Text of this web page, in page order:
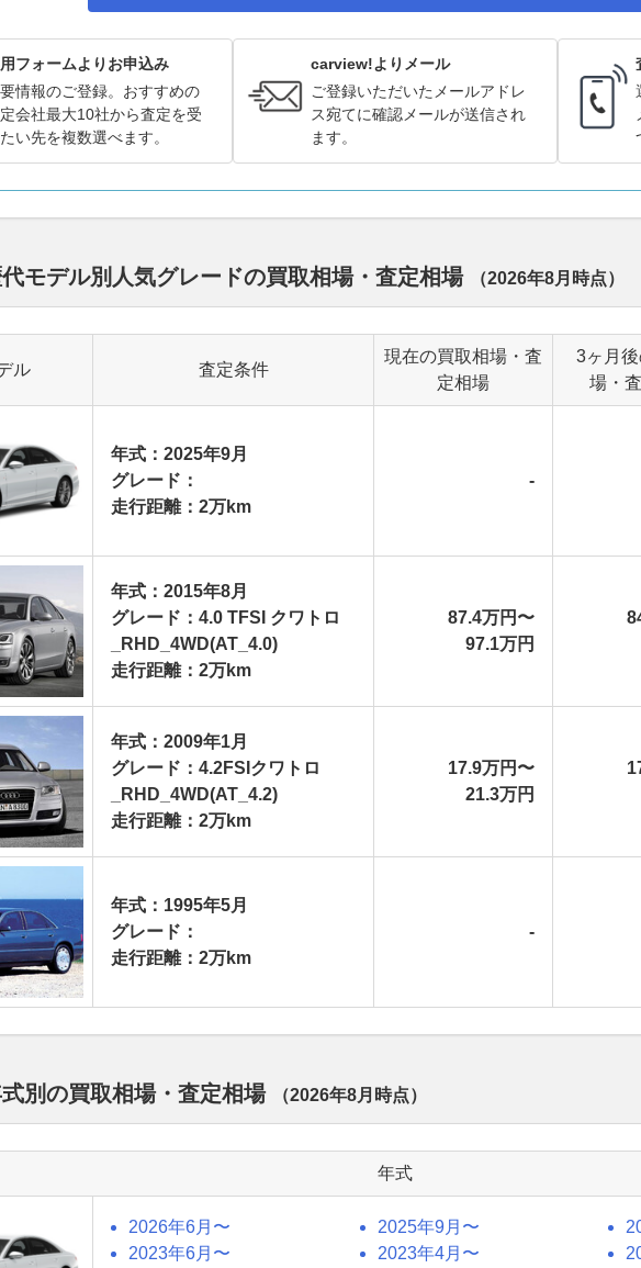
フォームよりお申込み
情報のご登録。おすすめの
会社最大10社から査定を受
い先を複数選べます。
carview!よりメール
ご登録いただいたメールアドレ
ス宛てに確認メールが送信され
ます。
モデル別人気グレードの買取相場・査定相場 （2026年8月 時点）
ル 査定条件
現在の買取相場・査
定相場
3ヶ月
場・
年式：2025年9月
グレード：
走行距離：2万km
-
年式：2015年8月
グレード：4.0 TFSI クワトロ
_RHD_4WD(AT_4.0)
走行距離：2万km
87.4万円〜
97.1万円
年式：2009年1月
グレード：4.2FSIクワトロ
_RHD_4WD(AT_4.2)
走行距離：2万km
17.9万円〜
21.3万円
年式：1995年5月
グレード：
走行距離：2万km
-
別の買取相場・査定相場 （2026年8月 時点）
年式
2026年6月〜 2025年9月〜
2023年6月〜
2023年4月〜